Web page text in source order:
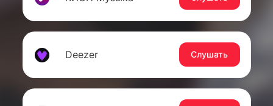
Deezer Слушать